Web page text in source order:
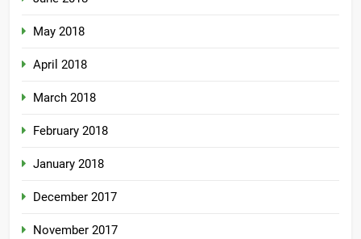
May 2018
April 2018
March 2018
February 2018
January 2018
December 2017
November 2017